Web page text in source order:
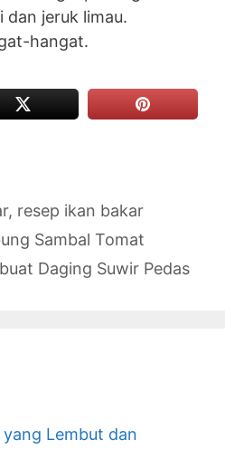
dan jeruk limau.
hangat.
, resep ikan bakar
Sambal Tomat
Daging Suwir Pedas
yang Lembut dan